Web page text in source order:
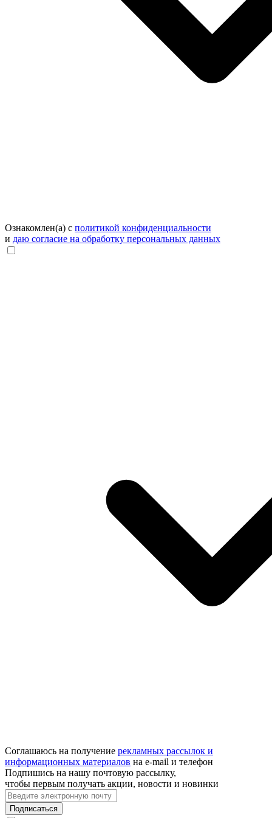
Ознакомлен(а) с политикой конфиденциальности
и даю согласие на обработку персональных данных
Соглашаюсь на получение рекламных рассылок и
информационных материалов на e‑mail и телефон
Подпишись на нашу почтовую рассылку,
чтобы первым получать акции, новости и новинки
Подписаться